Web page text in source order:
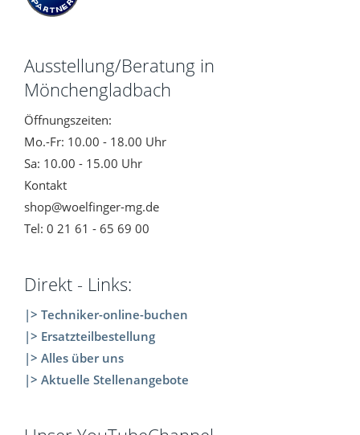
Ausstellung/Beratung in
Mönchengladbach
Öffnungszeiten:
Mo.-Fr: 10.00 - 18.00 Uhr
Sa: 10.00 - 15.00 Uhr
Kontakt
shop@woelfinger-mg.de
Tel: 0 21 61 - 65 69 00
Direkt - Links:
|> Techniker-online-buchen
|> Ersatzteilbestellung
|> Alles über uns
|> Aktuelle Stellenangebote